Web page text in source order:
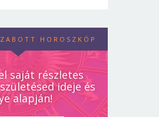
HOROSZKÓP
saját részletes
ideje és
alapján!